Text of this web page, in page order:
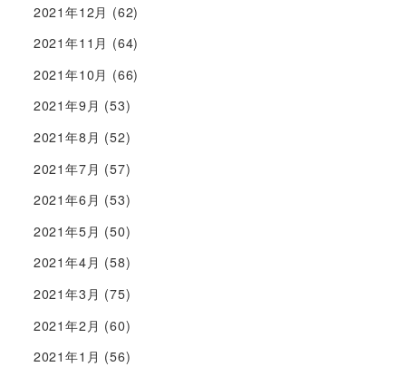
2021年12月 (62)
2021年11月 (64)
2021年10月 (66)
2021年9月 (53)
2021年8月 (52)
2021年7月 (57)
2021年6月 (53)
2021年5月 (50)
2021年4月 (58)
2021年3月 (75)
2021年2月 (60)
2021年1月 (56)